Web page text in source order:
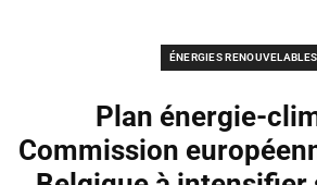
ÉNERGIES RENOUVELABLES
Plan énergie-
Commission